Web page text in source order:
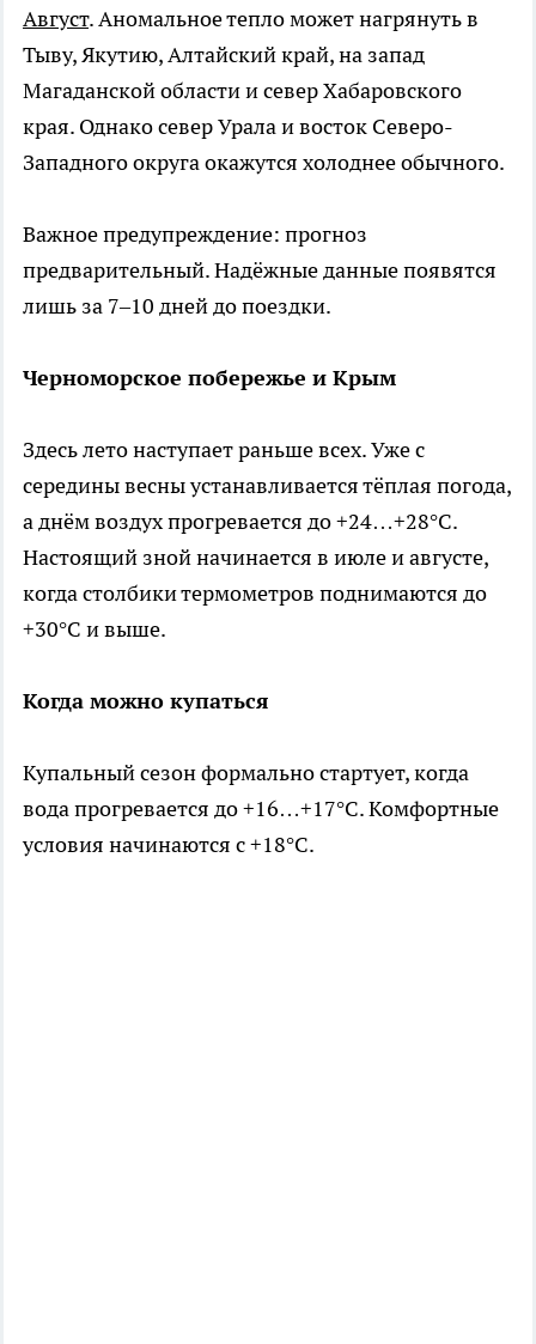
Август. Аномальное тепло может нагрянуть в
Тыву, Якутию, Алтайский край, на запад
Магаданской области и север Хабаровского
края. Однако север Урала и восток Северо-
Западного округа окажутся холоднее обычного.
Важное предупреждение: прогноз
предварительный. Надёжные данные появятся
лишь за 7–10 дней до поездки.
Черноморское побережье и Крым
Здесь лето наступает раньше всех. Уже с
середины весны устанавливается тёплая погода,
а днём воздух прогревается до +24…+28°C.
Настоящий зной начинается в июле и августе,
когда столбики термометров поднимаются до
+30°C и выше.
Когда можно купаться
Купальный сезон формально стартует, когда
вода прогревается до +16…+17°C. Комфортные
условия начинаются с +18°C.